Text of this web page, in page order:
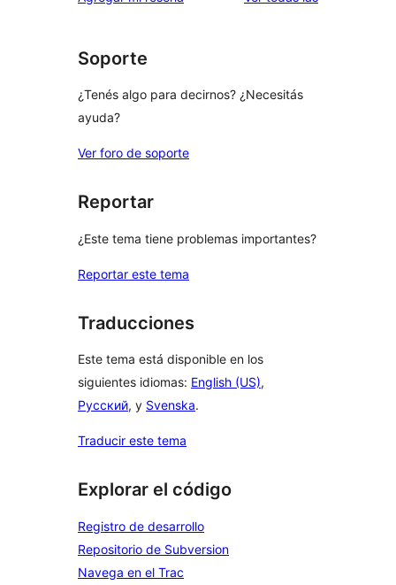
Soporte
¿Tenés algo para decirnos? ¿Necesitás
ayuda?
Ver foro de soporte
Reportar
¿Este tema tiene problemas importantes?
Reportar este tema
Traducciones
Este tema está disponible en los
siguientes idiomas: English (US),
Русский, y Svenska.
Traducir este tema
Explorar el código
Registro de desarrollo
Repositorio de Subversion
Navega en el Trac